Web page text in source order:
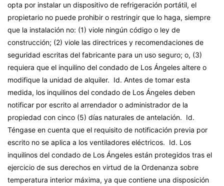
opta por instalar un dispositivo de refrigeración portátil, el
propietario no puede prohibir o restringir que lo haga, siempre
que la instalación no: (1) viole ningún código o ley de
construcción; (2) viole las directrices y recomendaciones de
seguridad escritas del fabricante para un uso seguro; o, (3)
requiera que el inquilino del condado de Los Ángeles altere o
modifique la unidad de alquiler. Id. Antes de tomar esta
medida, los inquilinos del condado de Los Ángeles deben
notificar por escrito al arrendador o administrador de la
propiedad con cinco (5) días naturales de antelación. Id.
Téngase en cuenta que el requisito de notificación previa por
escrito no se aplica a los ventiladores eléctricos. Id. Los
inquilinos del condado de Los Ángeles están protegidos tras el
ejercicio de sus derechos en virtud de la Ordenanza sobre
temperatura interior máxima, ya que contiene una disposición